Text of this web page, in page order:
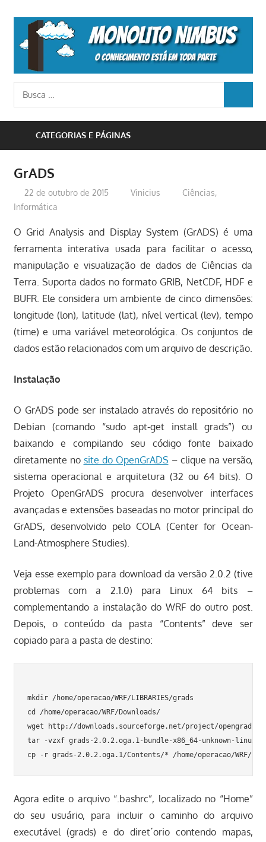
content
o
conhecimento
Busca
para:
CATEGORIAS E PÁGINAS
GrADS
22 de outubro de 2015 Vinicius Ciências,
Informática
O Grid Analysis and Display System (GrADS) é uma
ferramenta interativa usada para facilitar o acesso,
manipulação e visualização de dados de Ciências da
Terra. Suporta dados no formato GRIB, NetCDF, HDF e
BUFR. Ele considera um ambiente de cinco dimensões:
longitude (lon), latitude (lat), nível vertical (lev), tempo
(time) e uma variável meteorológica. Os conjuntos de
dados estão relacionados com um arquivo de descrição.
Instalação
O GrADS pode ser instalado através do repositório no
Debian (comando “sudo apt-get install grads”) ou
baixando e compilando seu código fonte baixado
diretamente no site do OpenGrADS – clique na versão,
sistema operacional e arquitetura (32 ou 64 bits). O
Projeto OpenGrADS procura desenvolver interfaces
avançadas e extensões baseadas no motor principal do
GrADS, desenvolvido pelo COLA (Center for Ocean-
Land-Atmosphere Studies).
Veja esse exemplo para download da versão 2.0.2 (tive
problemas com a 2.1.0) para Linux 64 bits –
complementando a instalação do WRF do outro post.
Depois, o conteúdo da pasta “Contents” deve ser
copiado para a pasta de destino:
mkdir /home/operacao/WRF/LIBRARIES/grads
cd /home/operacao/WRF/Downloads/
wget http://downloads.sourceforge.net/project/opengrads/
tar -vzxf grads-2.0.2.oga.1-bundle-x86_64-unknown-linux-
Agora edite o arquivo “.bashrc”, localizado no “Home”
do seu usuário, para incluir o caminho do arquivo
executável (grads) e do diret´orio contendo mapas,